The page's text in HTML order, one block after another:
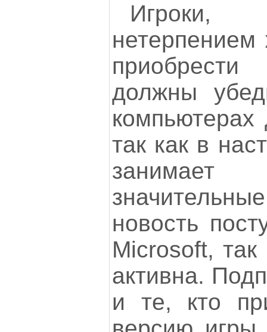
нетерпением
должны
компьютерах
так как в
новость
Microsoft, так
активна.
и те, кто